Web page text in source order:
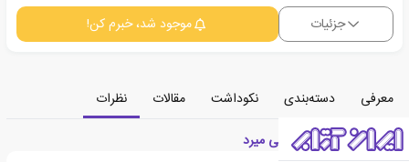
جزئیات موجود شد، خبرم کن!
معرفی دسته‌بندی نکوداشت مقالات
نظرات
معرفی کتاب لرد اجور می میرد